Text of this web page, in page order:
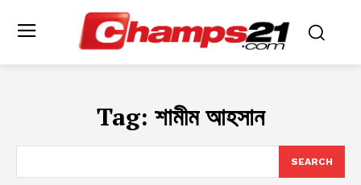
Tag: শামীম আহসান
SEARCH